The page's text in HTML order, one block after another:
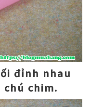
đỉnh nhau
chú chim.